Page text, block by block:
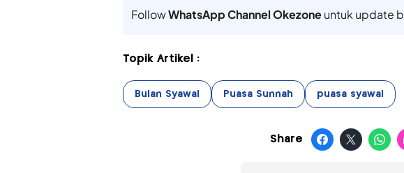
FollowWhatsApp Channel Okezoneuntuk update
Topik Artikel :
Bulan Syawal Puasa Sunnah puasa syawal
Share